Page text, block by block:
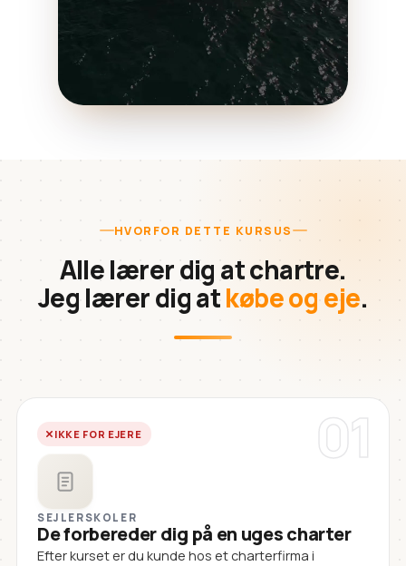
HVORFOR DETTE KURSUS
Alle lærer dig at chartre.
Jeg lærer dig atkøbe og eje.
01
IKKE FOR EJERE
SEJLERSKOLER
De forbereder dig på en uges charter
Efter kurset er du kunde hos et charterfirma i